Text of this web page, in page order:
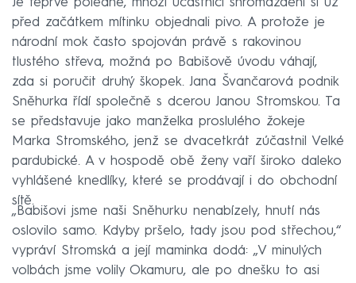
Je teprve poledne, mnozí účastníci shromáždění si už
před začátkem mítinku objednali pivo. A protože je
národní mok často spojován právě s rakovinou
tlustého střeva, možná po Babišově úvodu váhají,
zda si poručit druhý škopek. Jana Švančarová podnik
Sněhurka řídí společně s dcerou Janou Stromskou. Ta
se představuje jako manželka proslulého žokeje
Marka Stromského, jenž se dvacetkrát zúčastnil Velké
pardubické. A v hospodě obě ženy vaří široko daleko
vyhlášené knedlíky, které se prodávají i do obchodní
sítě.
„Babišovi jsme naši Sněhurku nenabízely, hnutí nás
oslovilo samo. Kdyby pršelo, tady jsou pod střechou,“
vypráví Stromská a její maminka dodá: „V minulých
volbách jsme volily Okamuru, ale po dnešku to asi